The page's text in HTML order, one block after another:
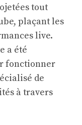
tout
plaçant les
live.
a été
fonctionner
de
à travers